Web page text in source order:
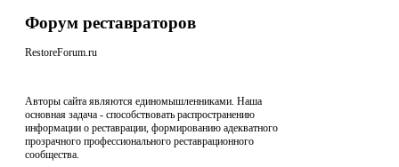
Форум реставраторов
RestoreForum.ru
Авторы сайта являются единомышленниками. Наша
основная задача - способствовать распространению
информации о реставрации, формированию адекватного
прозрачного профессионального реставрационного
сообщества.